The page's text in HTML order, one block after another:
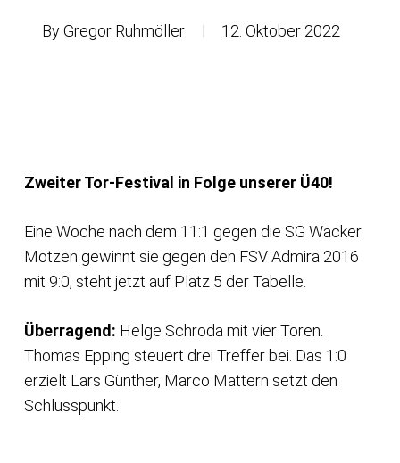
ByGregor Ruhmöller 12. Oktober 2022
Zweiter Tor-Festival in Folge unserer Ü40!
Eine Woche nach dem 11:1 gegen die SG Wacker
Motzen gewinnt sie gegen den FSV Admira 2016
mit 9:0, steht jetzt auf Platz 5 der Tabelle.
Überragend: Helge Schroda mit vier Toren.
Thomas Epping steuert drei Treffer bei. Das 1:0
erzielt Lars Günther, Marco Mattern setzt den
Schlusspunkt.